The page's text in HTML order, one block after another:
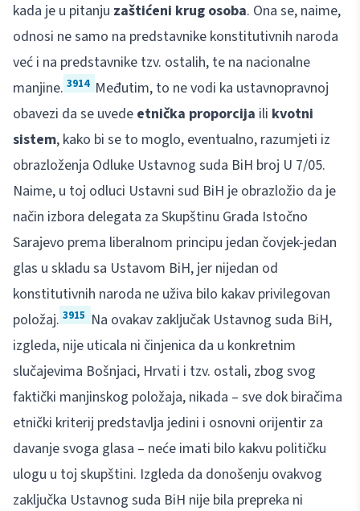
kada je u pitanju zaštićeni krug osoba. Ona se, naime,
odnosi ne samo na predstavnike konstitutivnih naroda
već i na predstavnike tzv. ostalih, te na nacionalne
manjine. 3914 Međutim, to ne vodi ka ustavnopravnoj
obavezi da se uvede etnička proporcija ili kvotni
sistem, kako bi se to moglo, eventualno, razumjeti iz
obrazloženja Odluke Ustavnog suda BiH broj U 7/05.
Naime, u toj odluci Ustavni sud BiH je obrazložio da je
način izbora delegata za Skupštinu Grada Istočno
Sarajevo prema liberalnom principu jedan čovjek-jedan
glas u skladu sa Ustavom BiH, jer nijedan od
konstitutivnih naroda ne uživa bilo kakav privilegovan
položaj. 3915 Na ovakav zaključak Ustavnog suda BiH,
izgleda, nije uticala ni činjenica da u konkretnim
slučajevima Bošnjaci, Hrvati i tzv. ostali, zbog svog
faktički manjinskog položaja, nikada – sve dok biračima
etnički kriterij predstavlja jedini i osnovni orijentir za
davanje svoga glasa – neće imati bilo kakvu političku
ulogu u toj skupštini. Izgleda da donošenju ovakvog
zaključka Ustavnog suda BiH nije bila prepreka ni